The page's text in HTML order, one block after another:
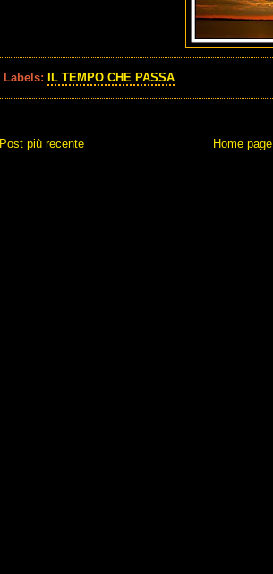
Labels: IL TEMPO CHE PASSA
Post più recente Home page